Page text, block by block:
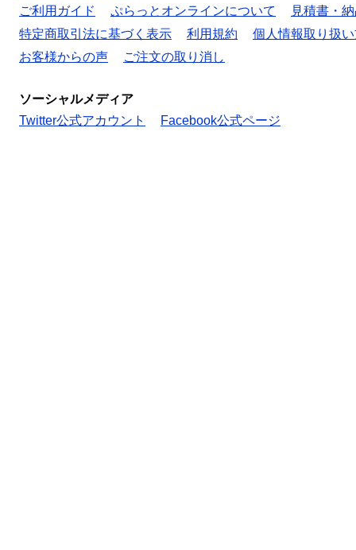
ご利用ガイド
ぷらっとオンラインについて
見積書・
特定商取引法に基づく表示
利用規約
個人情報取り扱
お客様からの声
ご注文の取り消し
ソーシャルメディア
Twitter公式アカウント
Facebook公式ページ